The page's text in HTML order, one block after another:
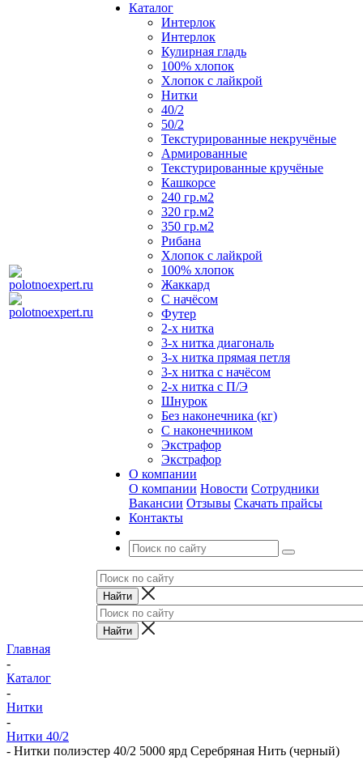
Каталог
Интерлок
Интерлок
Кулирная гладь
100% хлопок
Хлопок с лайкрой
Нитки
40/2
50/2
Текстурированные некручёные
Армированные
Текстурированные кручёные
Кашкорсе
240 гр.м2
320 гр.м2
350 гр.м2
Рибана
Хлопок с лайкрой
100% хлопок
Жаккард
С начёсом
Футер
2-х нитка
3-х нитка диагональ
3-х нитка прямая петля
3-х нитка с начёсом
2-х нитка с П/Э
Шнурок
Без наконечника (кг)
С наконечником
Экстрафор
Экстрафор
О компании
О компании Новости Сотрудники
Вакансии Отзывы Скачать прайсы
Контакты
Главная
-
Каталог
-
Нитки
-
Нитки 40/2
- Нитки полиэстер 40/2 5000 ярд Серебряная Нить (черный)